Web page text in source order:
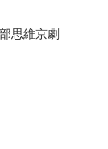
思維京劇